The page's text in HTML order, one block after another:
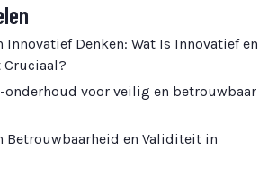
Innovatief Denken: Wat Is Innovatief en
Cruciaal?
voor veilig en betrouwbaar
Betrouwbaarheid en Validiteit in